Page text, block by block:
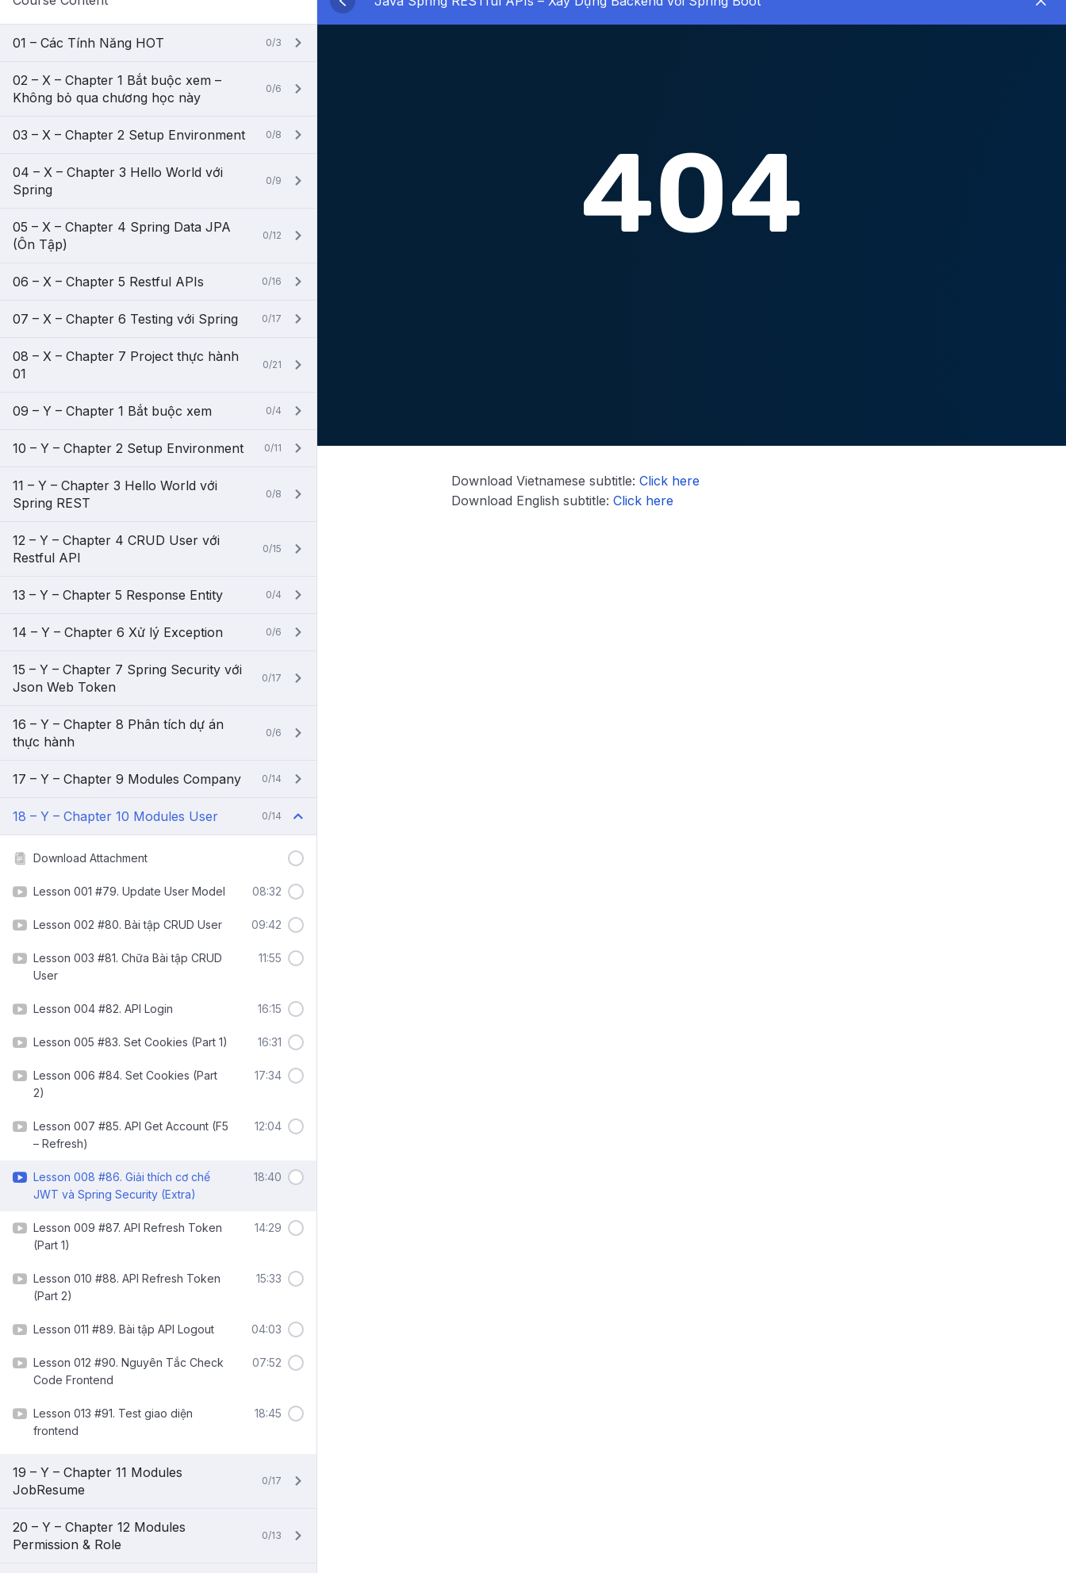
01 – Các Tính Năng HOT 0/3
02 – X – Chapter 1 Bắt buộc xem –
Không bỏ qua chương học này
0/6
03 – X – Chapter 2 Setup Environment 0/8
04 – X – Chapter 3 Hello World với
Spring
0/9
05 – X – Chapter 4 Spring Data JPA
(Ôn Tập)
0/12
06 – X – Chapter 5 Restful APIs 0/16
07 – X – Chapter 6 Testing với Spring 0/17
08 – X – Chapter 7 Project thực hành
01
0/21
09 – Y – Chapter 1 Bắt buộc xem 0/4
10 – Y – Chapter 2 Setup Environment 0/11
11 – Y – Chapter 3 Hello World với
Spring REST
0/8
12 – Y – Chapter 4 CRUD User với
Restful API
0/15
13 – Y – Chapter 5 Response Entity 0/4
14 – Y – Chapter 6 Xử lý Exception 0/6
15 – Y – Chapter 7 Spring Security với
Json Web Token
0/17
16 – Y – Chapter 8 Phân tích dự án
thực hành
0/6
17 – Y – Chapter 9 Modules Company 0/14
18 – Y – Chapter 10 Modules User 0/14
Download Attachment
Lesson 001 #79. Update User Model 08:32
Lesson 002 #80. Bài tập CRUD User 09:42
Lesson 003 #81. Chữa Bài tập CRUD
User
11:55
Lesson 004 #82. API Login 16:15
Lesson 005 #83. Set Cookies (Part 1) 16:31
Lesson 006 #84. Set Cookies (Part
2)
17:34
Lesson 007 #85. API Get Account (F5
– Refresh)
12:04
Lesson 008 #86. Giải thích cơ chế
JWT và Spring Security (Extra)
18:40
Lesson 009 #87. API Refresh Token
(Part 1)
14:29
Lesson 010 #88. API Refresh Token
(Part 2)
15:33
Lesson 011 #89. Bài tập API Logout 04:03
Lesson 012 #90. Nguyên Tắc Check
Code Frontend
07:52
Lesson 013 #91. Test giao diện
frontend
18:45
19 – Y – Chapter 11 Modules
JobResume
0/17
20 – Y – Chapter 12 Modules
Permission & Role
0/13
Download Vietnamese subtitle:Click here
Download English subtitle:Click here